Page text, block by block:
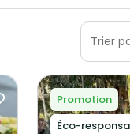
Trier
Promotion
Éco-